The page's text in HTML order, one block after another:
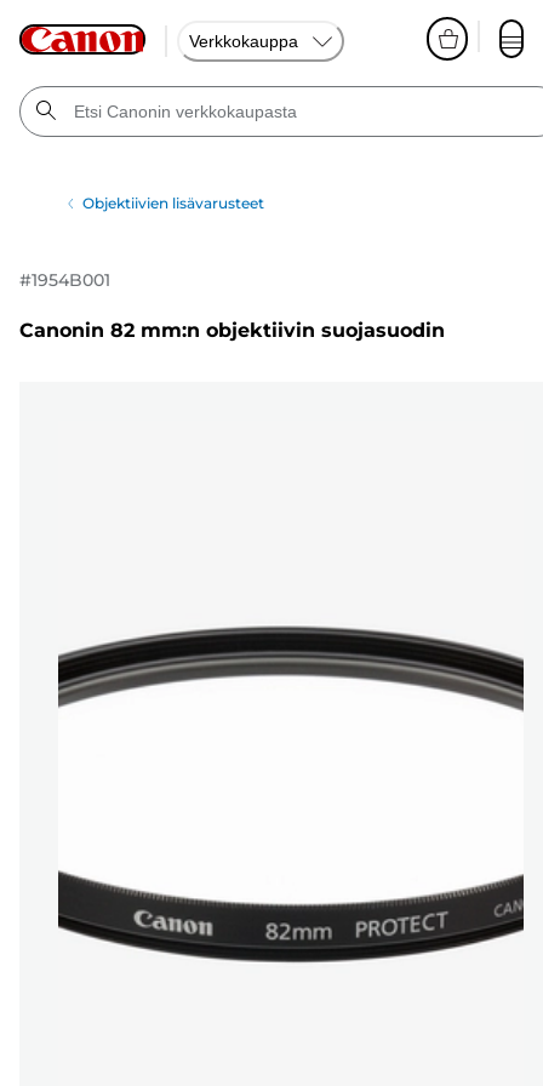
Verkkokauppa
Objektiivien lisävarusteet
#1954B001
Canonin 82 mm:n objektiivin suojasuodin